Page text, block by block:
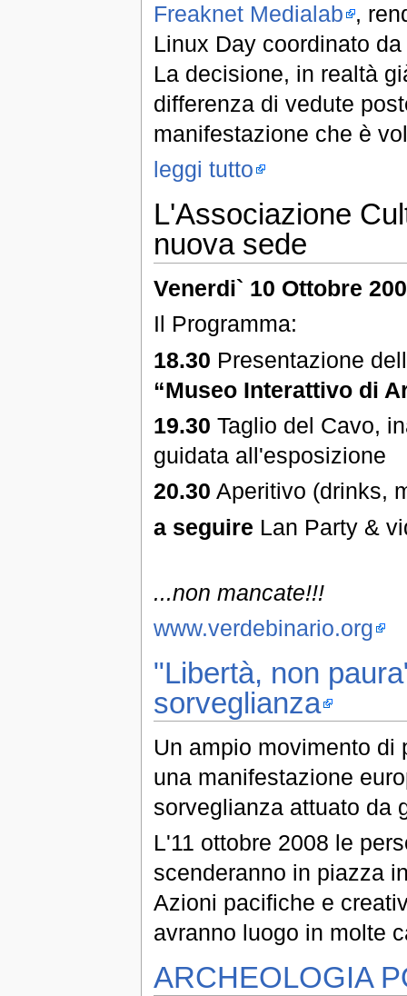
Freaknet Medialab ,
Linux Day coordinato
La decisione, in realtà
differenza di vedute
manifestazione che è
leggi tutto
L'Associazione
nuova sede
Venerdi` 10 Ottobre
Il Programma:
18.30 Presentazione
“Museo Interattivo di
19.30 Taglio del Cavo,
guidata all'esposizione
20.30 Aperitivo (drinks,
a seguire Lan Party &
...non mancate!!!
www.verdebinario.org
"Libertà, non
sorveglianza
Un ampio movimento di
una manifestazione
sorveglianza attuato da
L'11 ottobre 2008 le
scenderanno in piazza
Azioni pacifiche e
avranno luogo in molte
ARCHEOLOGIA